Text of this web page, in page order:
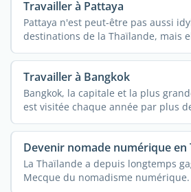
Travailler à Pattaya
Pattaya n'est peut-être pas aussi
destinations de la Thaïlande, mais
Travailler à Bangkok
Bangkok, la capitale et la plus
est visitée chaque année par plus
Devenir nomade numérique en
La Thaïlande a depuis longtemps
Mecque du nomadisme numérique.